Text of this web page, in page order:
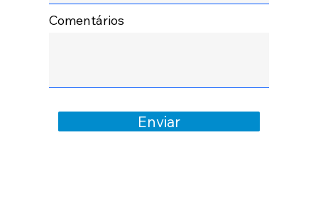
Comentários
Enviar